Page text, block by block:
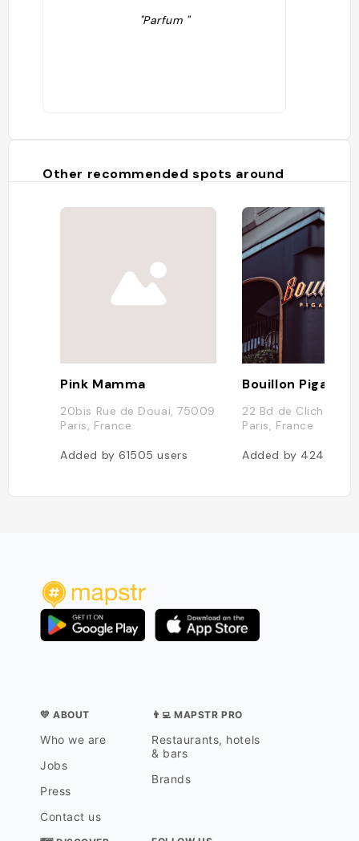
"Parfum "
Other recommended spots around
Pink Mamma
20bis Rue de Douai, 75009
Paris, France
Added by61505users
Bouillon Pigalle
22 Bd de Clichy,
Paris, France
Added by 42470
💛 ABOUT
Who we are
Jobs
Press
Contact us
👨‍💻 MAPSTR PRO
Restaurants, hotels
& bars
Brands